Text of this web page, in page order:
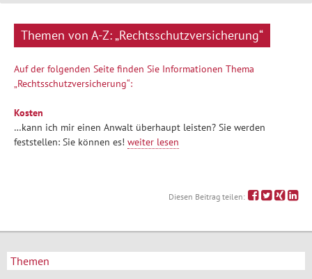
Themen von A-Z: „Rechtsschutzversicherung“
Auf der folgenden Seite finden Sie Informationen Thema
„Rechtsschutzversicherung“:
Kosten
…kann ich mir einen Anwalt überhaupt leisten? Sie werden
feststellen: Sie können es! weiter lesen
Diesen Beitrag teilen:
Themen